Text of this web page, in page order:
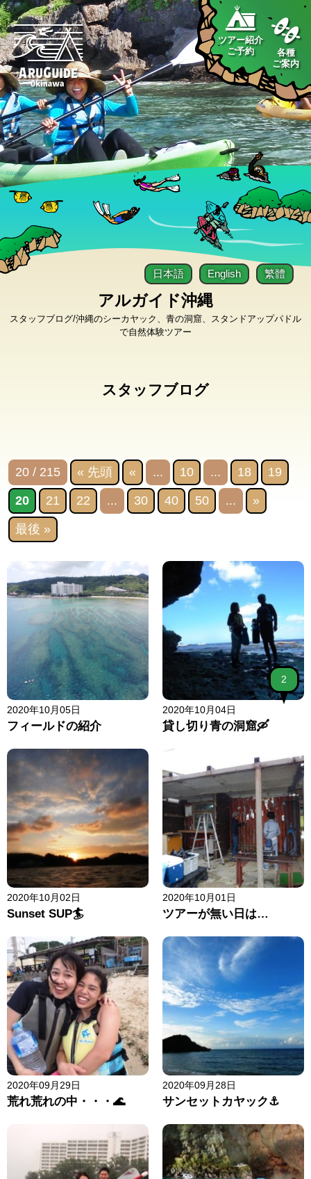
ツアー紹介
ご予約
各種
ご案内
アルガイド沖縄
スタッフブログ/沖縄のシーカヤック、青の洞窟、スタンドアップパドル
で自然体験ツアー
日本語 English 繁體
スタッフブログ
20 / 215 « 先頭 « ... 10 ... 18 19
20 21 22 ... 30 40 50 ... »
最後 »
2020年10月05日
フィールドの紹介
2020年10月04日
貸し切り青の洞窟🛶
2
2020年10月02日
Sunset SUP🏄
2020年10月01日
ツアーが無い日は…
2020年09月29日
荒れ荒れの中・・・🌊
2020年09月28日
サンセットカヤック⚓